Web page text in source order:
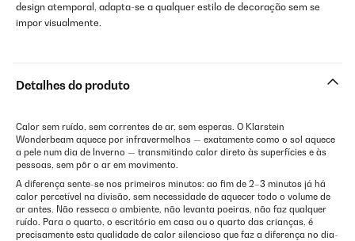
design atemporal, adapta-se a qualquer estilo de decoração sem se
impor visualmente.
Detalhes do produto
Calor sem ruído, sem correntes de ar, sem esperas. O Klarstein
Wonderbeam aquece por infravermelhos — exatamente como o sol aquece
a pele num dia de Inverno — transmitindo calor direto às superfícies e às
pessoas, sem pôr o ar em movimento.
A diferença sente-se nos primeiros minutos: ao fim de 2–3 minutos já há
calor percetível na divisão, sem necessidade de aquecer todo o volume de
ar antes. Não resseca o ambiente, não levanta poeiras, não faz qualquer
ruído. Para o quarto, o escritório em casa ou o quarto das crianças, é
precisamente esta qualidade de calor silencioso que faz a diferença no dia-